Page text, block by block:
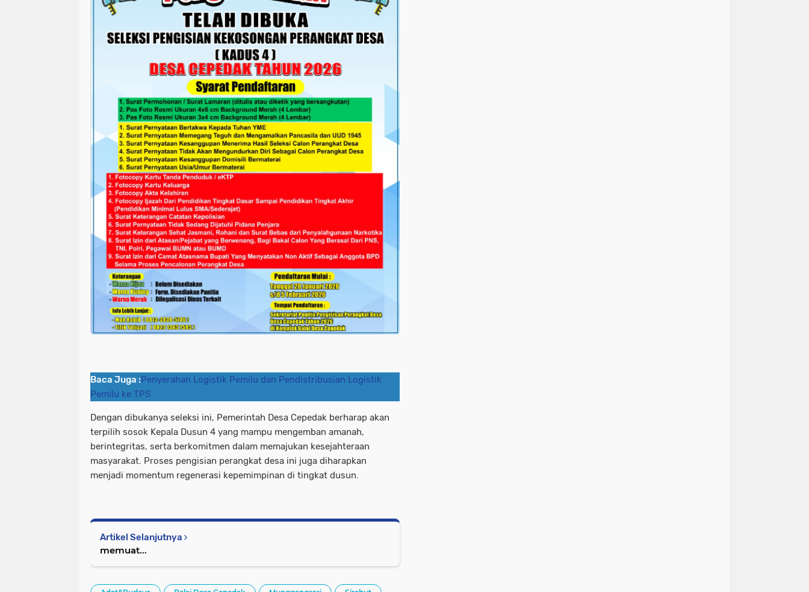
Baca Juga :Penyerahan Logistik Pemilu dan Pendistribusian Logistik
Pemilu ke TPS
Dengan dibukanya seleksi ini, Pemerintah Desa Cepedak berharap akan
terpilih sosok Kepala Dusun 4 yang mampu mengemban amanah,
berintegritas, serta berkomitmen dalam memajukan kesejahteraan
masyarakat. Proses pengisian perangkat desa ini juga diharapkan
menjadi momentum regenerasi kepemimpinan di tingkat dusun.
Artikel Selanjutnya
memuat...